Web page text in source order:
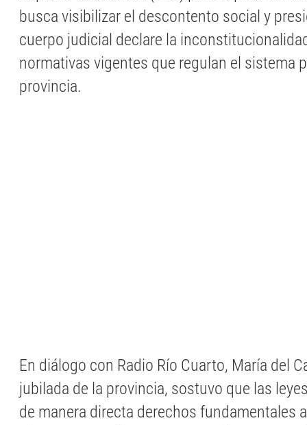
busca visibilizar el descontento social y
cuerpo judicial declare la
normativas vigentes que regulan el sistema
provincia.
En diálogo con Radio Río Cuarto, María del
jubilada de la provincia, sostuvo que las
de manera directa derechos fundamentales